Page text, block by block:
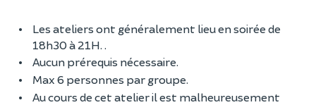
Les ateliers ont généralement lieu en soirée de
18h30 à 21H. .
Aucun prérequis nécessaire.
Max 6 personnes par groupe.
Au cours de cet atelier il est malheureusement